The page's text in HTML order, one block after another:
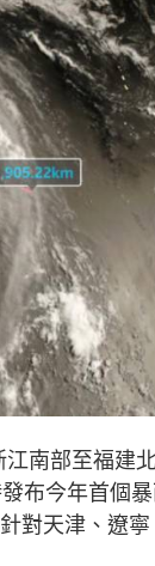
南部至福建
布今年首個
對天津、遼